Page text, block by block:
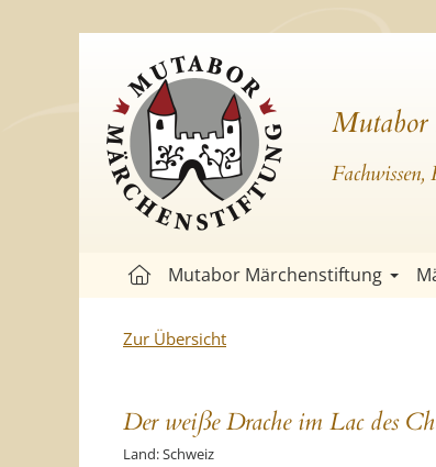
Mutabor
Mutabor Märchenstiftung
Zur Übersicht
Der weiße Drache im Lac des
Land: Schweiz